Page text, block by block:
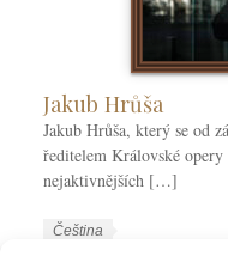
Jakub Hrůša
Jakub Hrůša, který se od
ředitelem Královské
nejaktivnějších […]
W
Čeština